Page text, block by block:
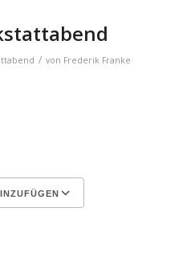
/ von Frederik Franke